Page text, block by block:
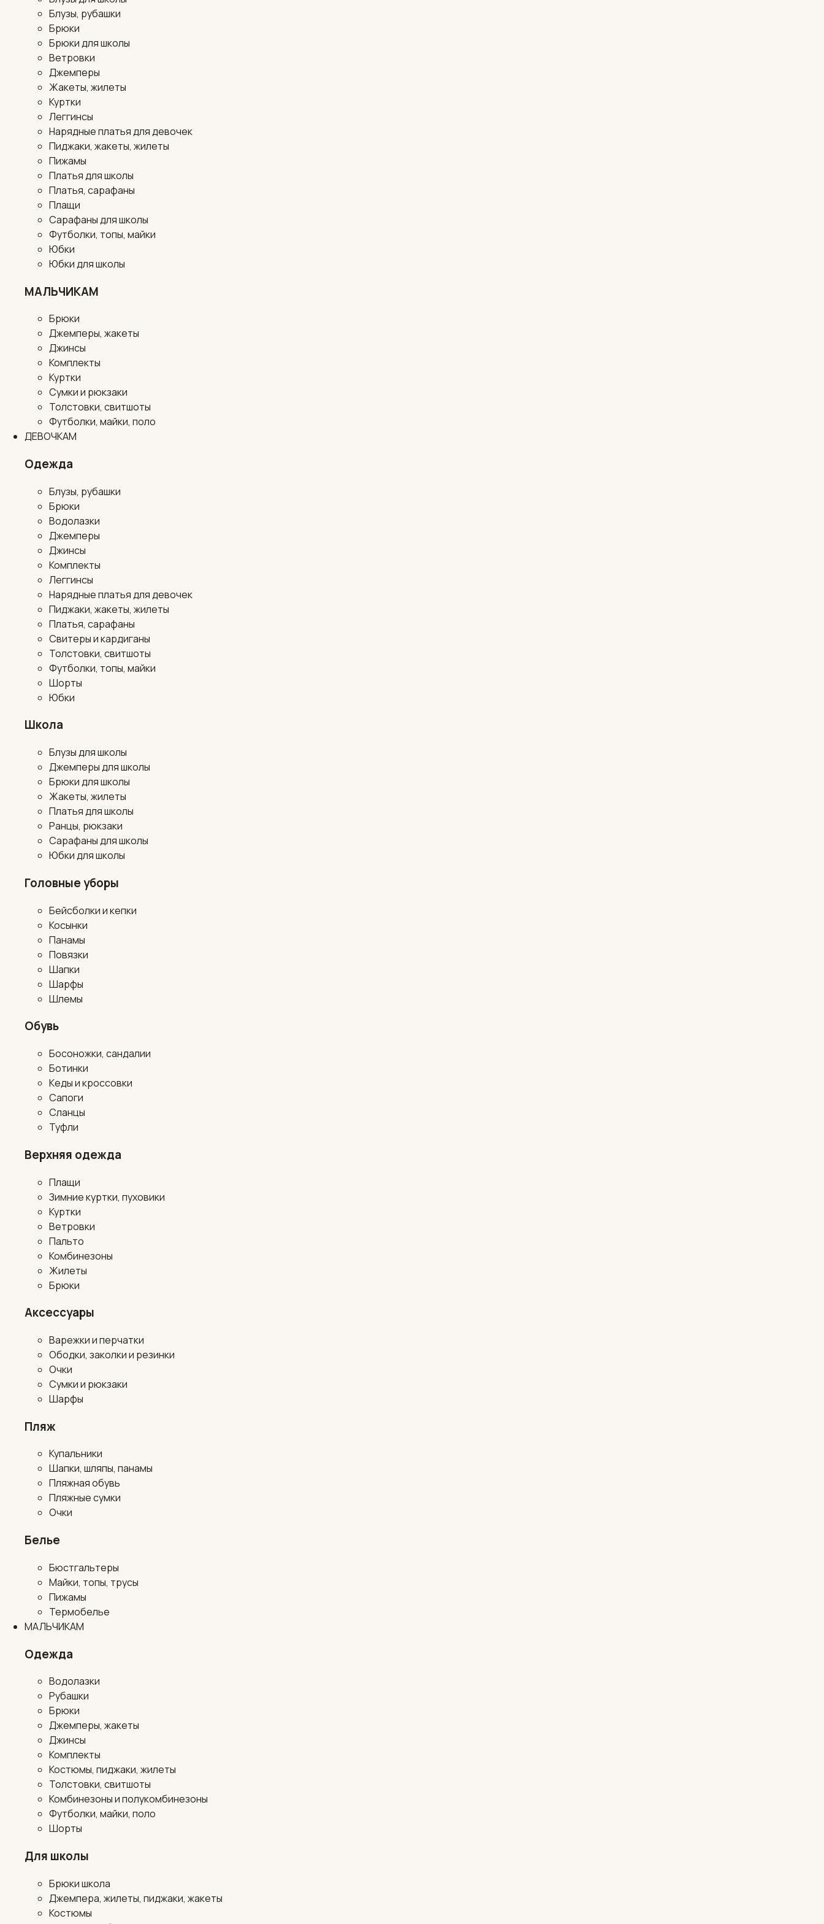
Блузы, рубашки
Брюки
Брюки для школы
Ветровки
Джемперы
Жакеты, жилеты
Куртки
Леггинсы
Нарядные платья для девочек
Пиджаки, жакеты, жилеты
Пижамы
Платья для школы
Платья, сарафаны
Плащи
Сарафаны для школы
Футболки, топы, майки
Юбки
Юбки для школы
МАЛЬЧИКАМ
Брюки
Джемперы, жакеты
Джинсы
Комплекты
Куртки
Сумки и рюкзаки
Толстовки, свитшоты
Футболки, майки, поло
ДЕВОЧКАМ
Одежда
Блузы, рубашки
Брюки
Водолазки
Джемперы
Джинсы
Комплекты
Леггинсы
Нарядные платья для девочек
Пиджаки, жакеты, жилеты
Платья, сарафаны
Свитеры и кардиганы
Толстовки, свитшоты
Футболки, топы, майки
Шорты
Юбки
Школа
Блузы для школы
Джемперы для школы
Брюки для школы
Жакеты, жилеты
Платья для школы
Ранцы, рюкзаки
Сарафаны для школы
Юбки для школы
Головные уборы
Бейсболки и кепки
Косынки
Панамы
Повязки
Шапки
Шарфы
Шлемы
Обувь
Босоножки, сандалии
Ботинки
Кеды и кроссовки
Сапоги
Сланцы
Туфли
Верхняя одежда
Плащи
Зимние куртки, пуховики
Куртки
Ветровки
Пальто
Комбинезоны
Жилеты
Брюки
Аксессуары
Варежки и перчатки
Ободки, заколки и резинки
Очки
Сумки и рюкзаки
Шарфы
Пляж
Купальники
Шапки, шляпы, панамы
Пляжная обувь
Пляжные сумки
Очки
Белье
Бюстгальтеры
Майки, топы, трусы
Пижамы
Термобелье
МАЛЬЧИКАМ
Одежда
Водолазки
Рубашки
Брюки
Джемперы, жакеты
Джинсы
Комплекты
Костюмы, пиджаки, жилеты
Толстовки, свитшоты
Комбинезоны и полукомбинезоны
Футболки, майки, поло
Шорты
Для школы
Брюки школа
Джемпера, жилеты, пиджаки, жакеты
Костюмы